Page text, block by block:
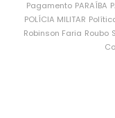
Pagamento PARAÍBA
POLÍCIA MILITAR
Robinson Faria Roubo